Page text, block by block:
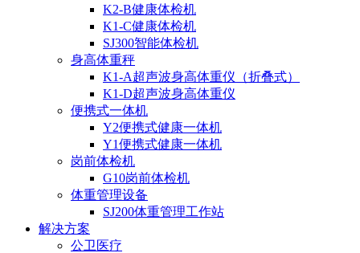
K2-B健康体检机
K1-C健康体检机
SJ300智能体检机
身高体重秤
K1-A超声波身高体重仪（折叠式）
K1-D超声波身高体重仪
便携式一体机
Y2便携式健康一体机
Y1便携式健康一体机
岗前体检机
G10岗前体检机
体重管理设备
SJ200体重管理工作站
解决方案
公卫医疗